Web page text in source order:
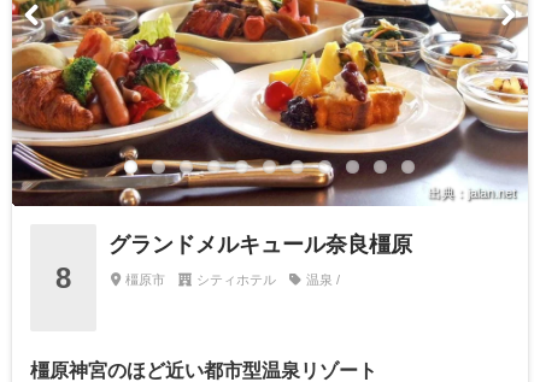
出典：jalan.net
8
グランドメルキュール奈良橿原
橿原市 シティホテル 温泉 /
橿原神宮のほど近い都市型温泉リゾート